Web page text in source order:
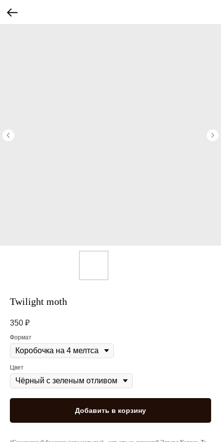
Twilight moth
350 ₽
Формат
Цвет
Добавить в корзину